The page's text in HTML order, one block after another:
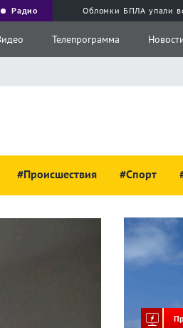
Радио Обломки БПЛА упали
Телепрограмма
#Происшествия #Спорт